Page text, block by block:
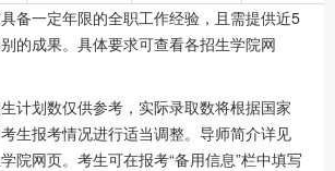
一定年限的全职工作经验，且需提供近5
的成果。具体要求可查看各招生学院网
划数仅供参考，实际录取数将根据国家
生报考情况进行适当调整。导师简介详见
院网页。考生可在报考“备用信息”栏中填写